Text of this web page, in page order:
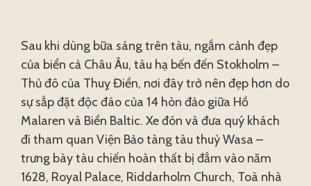
Sau khi dùng bữa sáng trên tàu, ngắm cảnh đẹp
của biển cả Châu Âu, tàu hạ bến đến Stokholm –
Thủ đô của Thuỵ Điển, nơi đây trở nên đẹp hơn do
sự sắp đặt độc đáo của 14 hòn đảo giữa Hồ
Malaren và Biển Baltic. Xe đón và đưa quý khách
đi tham quan Viện Bảo tàng tàu thuỷ Wasa –
trưng bày tàu chiến hoàn thất bị đắm vào năm
1628, Royal Palace, Riddarholm Church, Toà nhà